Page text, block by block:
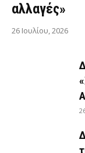
αλλαγές»
26 Ιουλίου, 2026